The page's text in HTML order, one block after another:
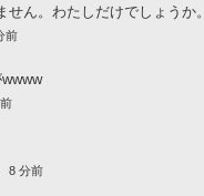
せん。わたしだけでしょうか。
前
8 分前